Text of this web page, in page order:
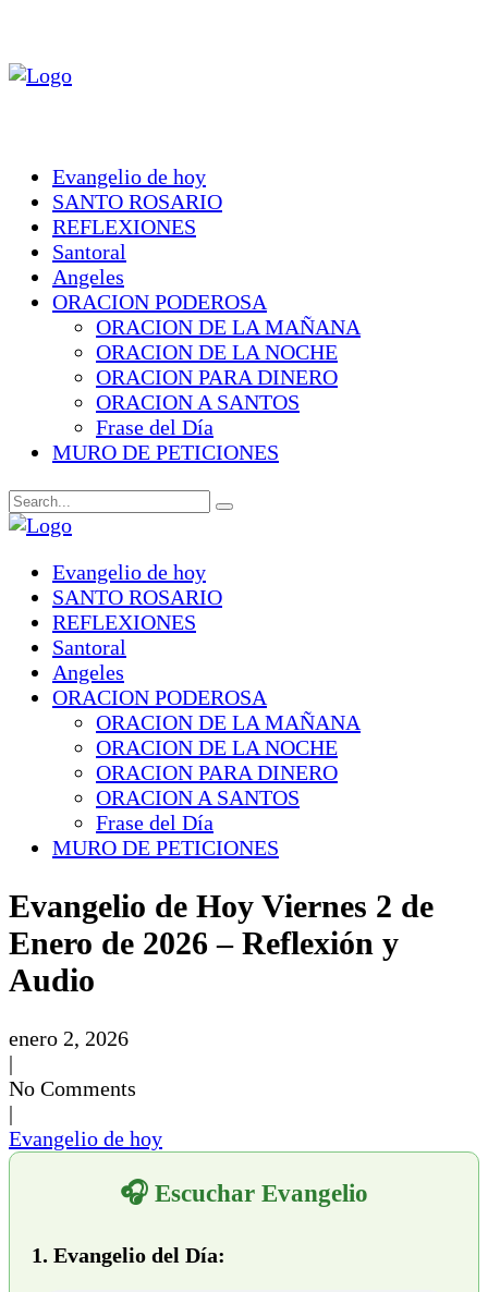
Evangelio de hoy
SANTO ROSARIO
REFLEXIONES
Santoral
Angeles
ORACION PODEROSA
ORACION DE LA MAÑANA
ORACION DE LA NOCHE
ORACION PARA DINERO
ORACION A SANTOS
Frase del Día
MURO DE PETICIONES
Evangelio de hoy
SANTO ROSARIO
REFLEXIONES
Santoral
Angeles
ORACION PODEROSA
ORACION DE LA MAÑANA
ORACION DE LA NOCHE
ORACION PARA DINERO
ORACION A SANTOS
Frase del Día
MURO DE PETICIONES
Evangelio de Hoy Viernes 2 de
Enero de 2026 – Reflexión y
Audio
enero 2, 2026
|
No Comments
|
Evangelio de hoy
🎧 Escuchar Evangelio
1. Evangelio del Día: